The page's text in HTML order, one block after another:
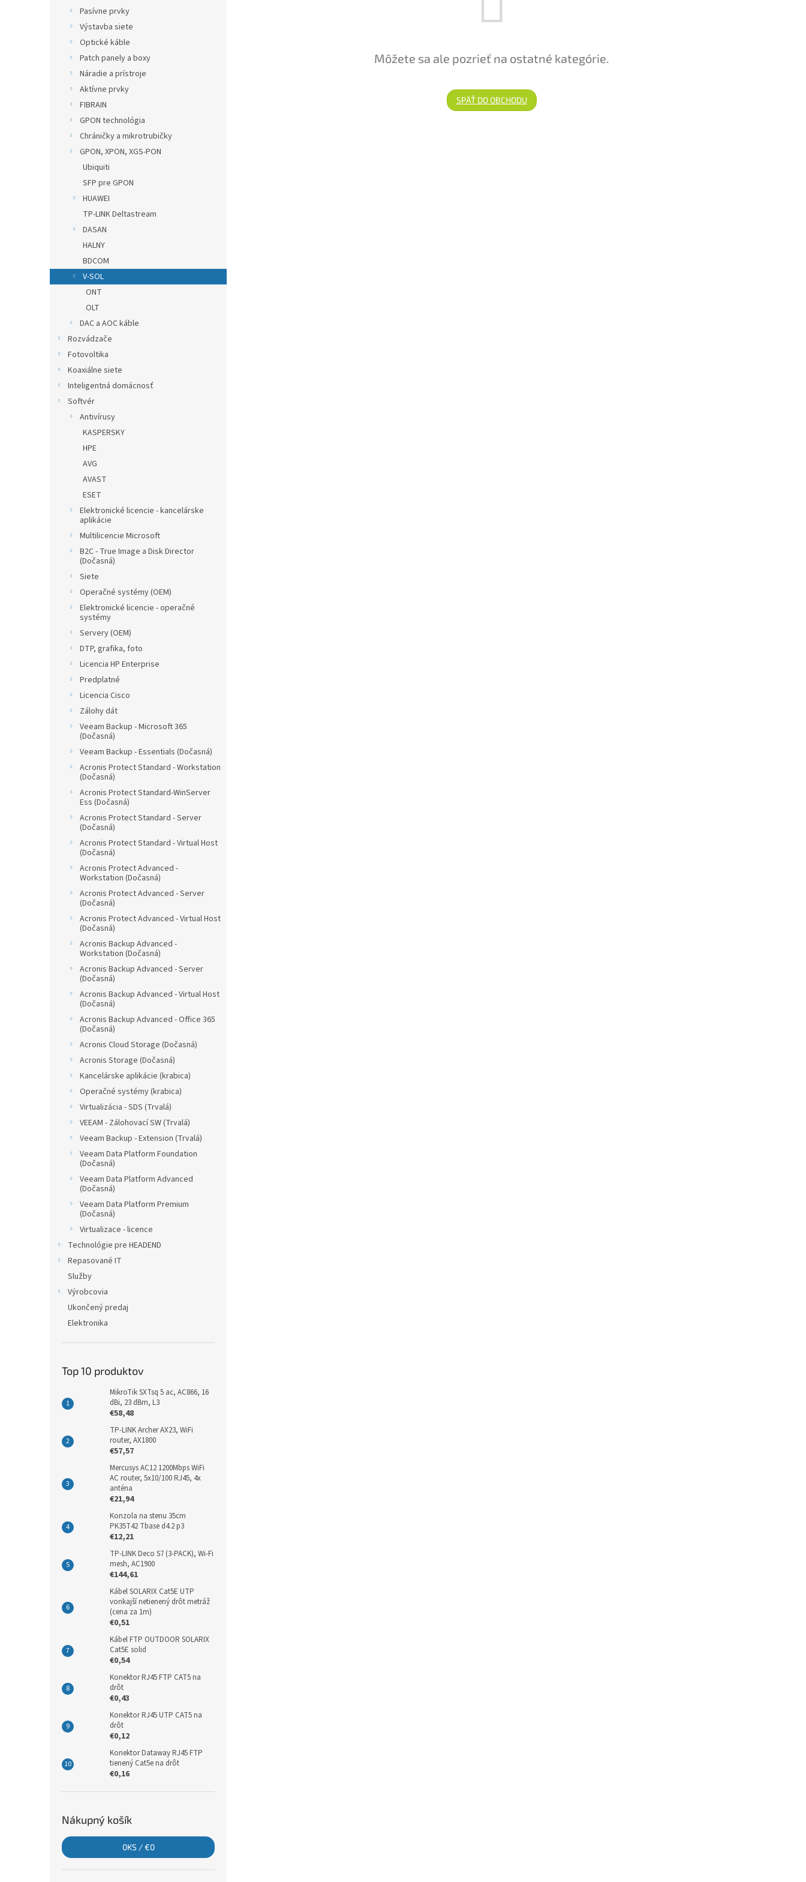
Pasívne prvky
Výstavba siete
Optické káble
Patch panely a boxy
Náradie a prístroje
Aktívne prvky
FIBRAIN
GPON technológia
Chráničky a mikrotrubičky
GPON, XPON, XGS-PON
Ubiquiti
SFP pre GPON
HUAWEI
TP-LINK Deltastream
DASAN
HALNY
BDCOM
V-SOL
ONT
OLT
DAC a AOC káble
Rozvádzače
Fotovoltika
Koaxiálne siete
Inteligentná domácnosť
Softvér
Antivírusy
KASPERSKY
HPE
AVG
AVAST
ESET
Elektronické licencie - kancelárske
aplikácie
Multilicencie Microsoft
B2C - True Image a Disk Director
(Dočasná)
Siete
Operačné systémy (OEM)
Elektronické licencie - operačné
systémy
Servery (OEM)
DTP, grafika, foto
Licencia HP Enterprise
Predplatné
Licencia Cisco
Zálohy dát
Veeam Backup - Microsoft 365
(Dočasná)
Veeam Backup - Essentials (Dočasná)
Acronis Protect Standard - Workstation
(Dočasná)
Acronis Protect Standard-WinServer
Ess (Dočasná)
Acronis Protect Standard - Server
(Dočasná)
Acronis Protect Standard - Virtual Host
(Dočasná)
Acronis Protect Advanced -
Workstation (Dočasná)
Acronis Protect Advanced - Server
(Dočasná)
Acronis Protect Advanced - Virtual Host
(Dočasná)
Acronis Backup Advanced -
Workstation (Dočasná)
Acronis Backup Advanced - Server
(Dočasná)
Acronis Backup Advanced - Virtual Host
(Dočasná)
Acronis Backup Advanced - Office 365
(Dočasná)
Acronis Cloud Storage (Dočasná)
Acronis Storage (Dočasná)
Kancelárske aplikácie (krabica)
Operačné systémy (krabica)
Virtualizácia - SDS (Trvalá)
VEEAM - Zálohovací SW (Trvalá)
Veeam Backup - Extension (Trvalá)
Veeam Data Platform Foundation
(Dočasná)
Veeam Data Platform Advanced
(Dočasná)
Veeam Data Platform Premium
(Dočasná)
Virtualizace - licence
Technológie pre HEADEND
Repasované IT
Služby
Výrobcovia
Ukončený predaj
Elektronika
Top 10 produktov
MikroTik SXTsq 5 ac, AC866, 16
dBi, 23 dBm, L3
€58,48
TP-LINK Archer AX23, WiFi
router, AX1800
€57,57
Mercusys AC12 1200Mbps WiFi
AC router, 5x10/100 RJ45, 4x
anténa
€21,94
Konzola na stenu 35cm
PK35T42 Tbase d4.2 p3
€12,21
TP-LINK Deco S7 (3-PACK), Wi-Fi
mesh, AC1900
€144,61
Kábel SOLARIX Cat5E UTP
vonkajší netienený drôt metráž
(cena za 1m)
€0,51
Kábel FTP OUTDOOR SOLARIX
Cat5E solid
€0,54
Konektor RJ45 FTP CAT5 na
drôt
€0,43
Konektor RJ45 UTP CAT5 na
drôt
€0,12
Konektor Dataway RJ45 FTP
tienený Cat5e na drôt
€0,16
Nákupný košík
0KS /€0
Môžete sa ale pozrieť na ostatné kategórie.
SPÄŤ DO OBCHODU